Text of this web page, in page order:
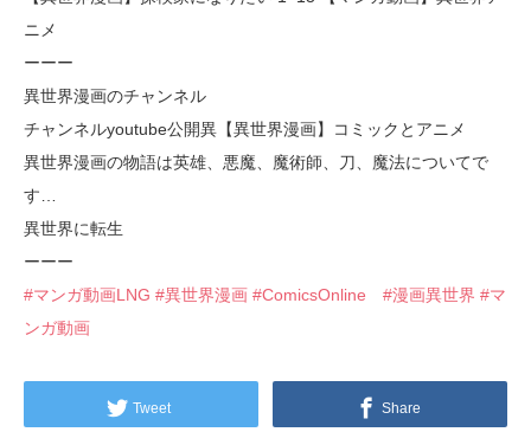
ニメ
ーーー
異世界漫画のチャンネル
チャンネルyoutube公開異【異世界漫画】コミックとアニメ
異世界漫画の物語は英雄、悪魔、魔術師、刀、魔法についてで
す…
異世界に転生
ーーー
#マンガ動画LNG #異世界漫画 #ComicsOnline #漫画異世界 #マ
ンガ動画
Tweet Share